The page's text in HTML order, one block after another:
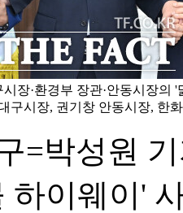
장·환경부 장관·안동시장의
구시장, 권기창 안동시장, 한
=박성원
하이웨이'